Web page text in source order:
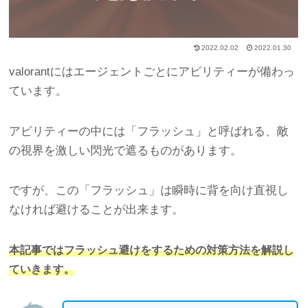
2022.02.02 2022.01.30
valorantにはエージェントごとにアビリティーが備わっ
ています。
アビリティーの中には「フラッシュ」と呼ばれる、敵
の視界を激しい閃光で遮るものがあります。
ですが、この「フラッシュ」は瞬時に背を向け直視し
なければ避けることが出来ます。
本記事ではフラッシュ避けをするための対策方法を解説し
ていきます。